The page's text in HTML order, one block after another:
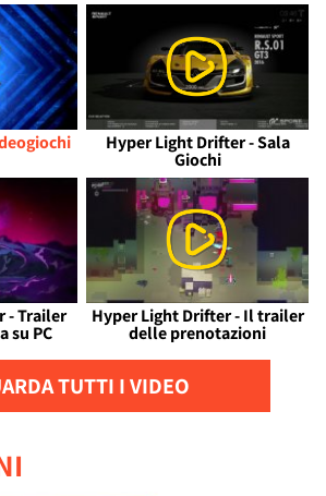
Hyper Light Drifter - Sala
Giochi
- Trailer
su PC
Hyper Light Drifter - Il trailer
delle prenotazioni
TUTTI I VIDEO